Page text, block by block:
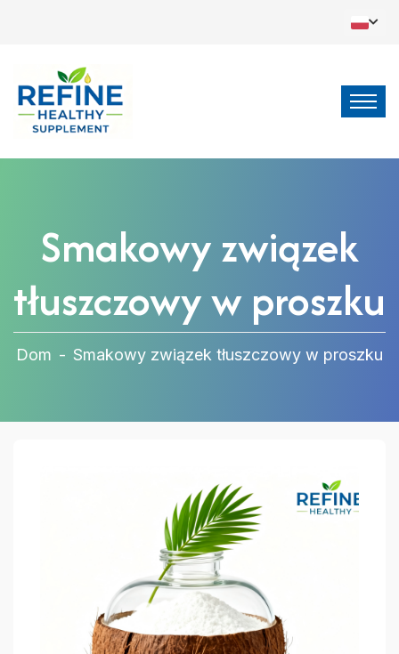
Smakowy związek
tłuszczowy w proszku
Dom - Smakowy związek tłuszczowy w proszku